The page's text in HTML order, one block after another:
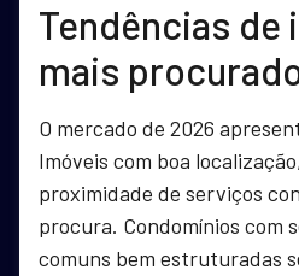
Tendências de
mais
O mercado de 2026
Imóveis com boa
proximidade de serviços
procura. Condomínios com
comuns bem estruturadas